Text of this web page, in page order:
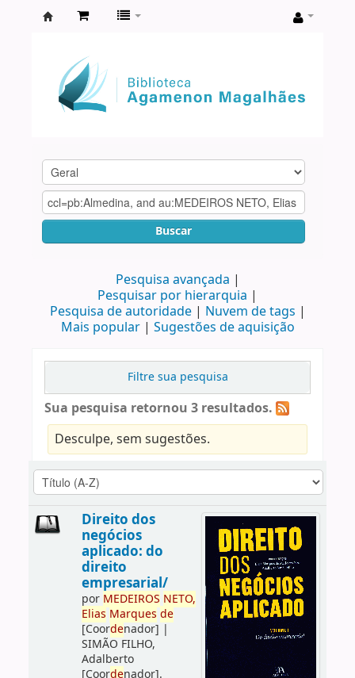
Agamenon
Magalhães
Buscar
Pesquisa avançada
Pesquisar por hierarquia
Pesquisa de autoridade
Nuvem de tags
Mais popular
Sugestões de aquisição
Filtre sua pesquisa
Sua pesquisa retornou 3 resultados.
Desculpe, sem sugestões.
Direito dos
negócios
aplicado: do
direito
empresarial/
por MEDEIROS NETO,
Elias Marques de
[Coordenador] |
SIMÃO FILHO,
Adalberto
[Coordenador].